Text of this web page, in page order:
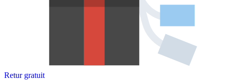
Retur gratuit